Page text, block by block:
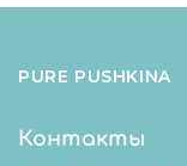
может каждый.
PURE PUSHKINA
Контакты